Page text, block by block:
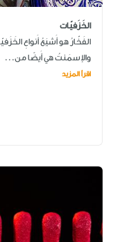
الخَزَفيّات
الفَخّارُ هو أَشيَعُ أَنواعِ
والإسمَنتُ هي أَيضًا من...
اقرأ المزيد